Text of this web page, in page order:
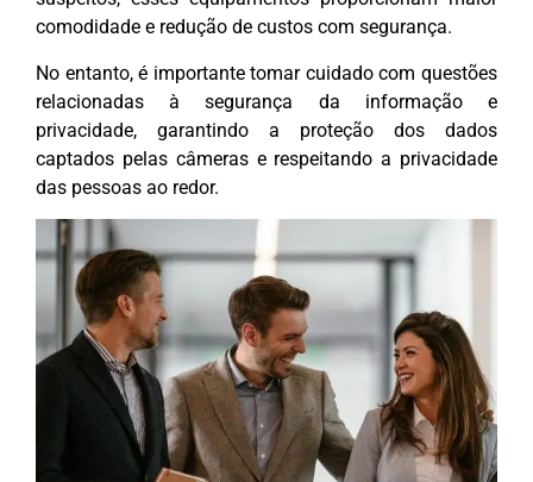
comodidade e redução de custos com segurança.
No entanto, é importante tomar cuidado com questões
relacionadas à segurança da informação e
privacidade, garantindo a proteção dos dados
captados pelas câmeras e respeitando a privacidade
das pessoas ao redor.